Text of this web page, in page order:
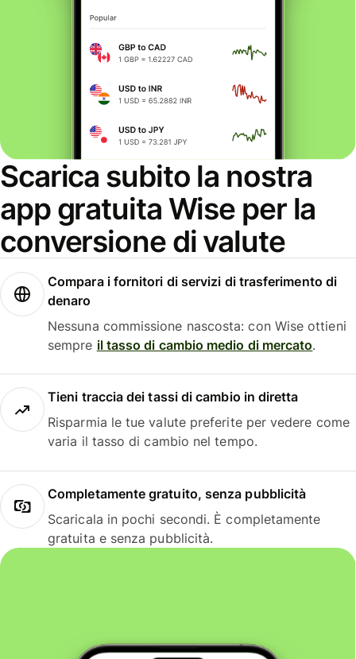
Scarica subito la nostra
app gratuita Wise per la
conversione di valute
Compara i fornitori di servizi di trasferimento di
denaro
Nessuna commissione nascosta: con Wise ottieni
sempre il tasso di cambio medio di mercato.
Tieni traccia dei tassi di cambio in diretta
Risparmia le tue valute preferite per vedere come
varia il tasso di cambio nel tempo.
Completamente gratuito, senza pubblicità
Scaricala in pochi secondi. È completamente
gratuita e senza pubblicità.